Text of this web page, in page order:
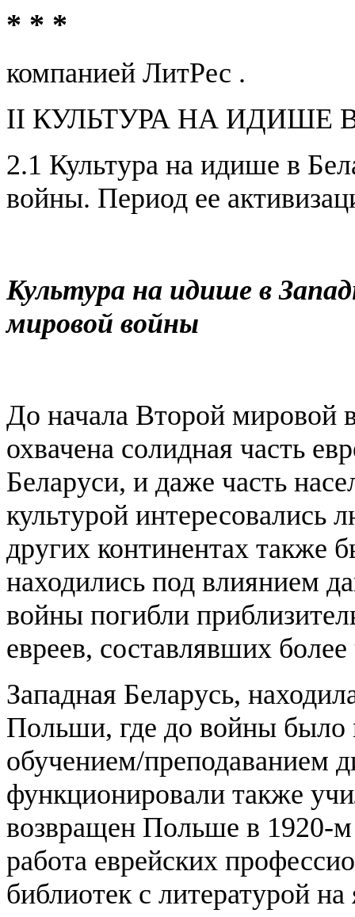
* * *
компанией ЛитРес .
II КУЛЬТУРА НА ИДИШЕ
2.1 Культура на идише в
войны. Период ее
Культура на идише в
мировой войны
До начала Второй мировой
охвачена солидная часть
Беларуси, и даже часть
культурой интересовались
других континентах также
находились под влиянием
войны погибли
евреев, составлявших
Западная Беларусь,
Польши, где до войны было
обучением/преподаванием
функционировали также
возвращен Польше в 1920-
работа еврейских
библиотек с литературой